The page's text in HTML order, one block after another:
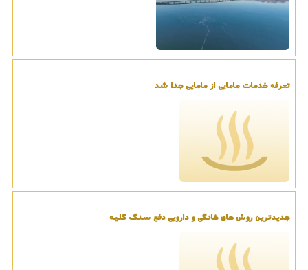
تعرفه خدمات مامایی از مامایی جدا شد
جدیدترین روش های خانگی و دارویی دفع سنگ کلیه